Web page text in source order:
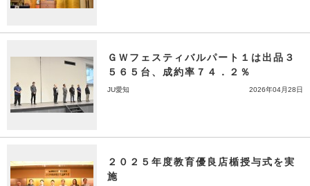
ＧＷフェスティバルパート１は出品３
５６５台、成約率７４．２％
JU愛知 2026年04月28日
２０２５年度教育優良店楯授与式を実
施